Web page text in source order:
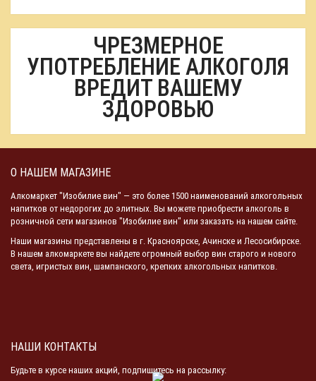
ЧРЕЗМЕРНОЕ
УПОТРЕБЛЕНИЕ АЛКОГОЛЯ
ВРЕДИТ ВАШЕМУ
ЗДОРОВЬЮ
О НАШЕМ МАГАЗИНЕ
Алкомаркет "Изобилие вин" — это более 1500 наименований алкогольных
напитков от недорогих до элитных. Вы можете приобрести алкоголь в
розничной сети магазинов "Изобилие вин" или заказать на нашем сайте.
Наши магазины представлены в г. Красноярске, Ачинске и Лесосибирске.
В нашем алкомаркете вы найдете огромный выбор вин старого и нового
света, игристых вин, шампанского, крепких алкогольных напитков.
НАШИ КОНТАКТЫ
Будьте в курсе наших акций, подпишитесь на рассылку: